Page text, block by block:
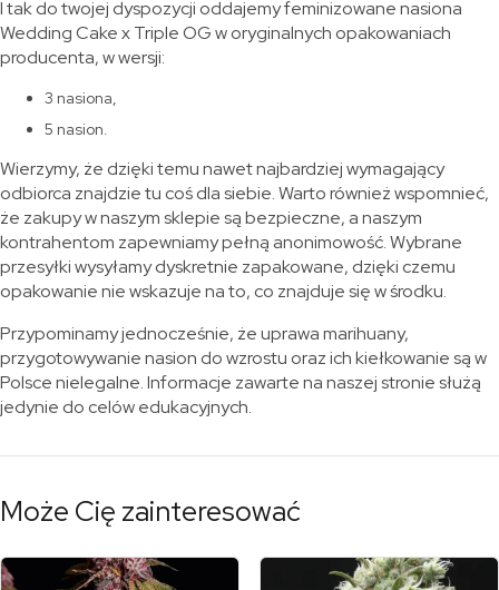
I tak do twojej dyspozycji oddajemy feminizowane nasiona
Wedding Cake x Triple OG w oryginalnych opakowaniach
producenta, w wersji:
3 nasiona,
5 nasion.
Wierzymy, że dzięki temu nawet najbardziej wymagający
odbiorca znajdzie tu coś dla siebie. Warto również wspomnieć,
że zakupy w naszym sklepie są bezpieczne, a naszym
kontrahentom zapewniamy pełną anonimowość. Wybrane
przesyłki wysyłamy dyskretnie zapakowane, dzięki czemu
opakowanie nie wskazuje na to, co znajduje się w środku.
Przypominamy jednocześnie, że uprawa marihuany,
przygotowywanie nasion do wzrostu oraz ich kiełkowanie są w
Polsce nielegalne. Informacje zawarte na naszej stronie służą
jedynie do celów edukacyjnych.
Może Cię zainteresować